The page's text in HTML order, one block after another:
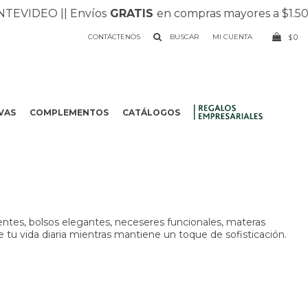
|| EnvíosGRATISen compras mayores a $1.500 |
COMPLEMENTOS CATÁLOGOS
CONTÁCTENOS $0
bolsos elegantes, neceseres funcionales, materas
tu vida diaria mientras mantiene un toque de sofisticación.